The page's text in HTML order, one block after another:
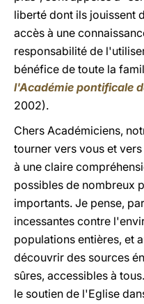
liberté dont ils jouissent
accès à une
responsabilité de
bénéfice de toute la
l'Académie pontificale
2002).
Chers Académiciens,
tourner vers vous et
à une claire
possibles de nombreux
importants. Je pense,
incessantes contre
populations entières, et
découvrir des sources
sûres, accessibles à
le soutien de l'Eglise